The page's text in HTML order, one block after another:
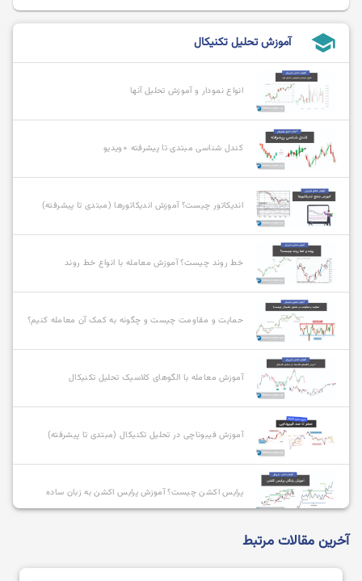
school آموزش تحلیل تکنیکال
انواع نمودار و آموزش تحلیل آنها
کندل شناسی مبتدی تا پیشرفته +ویدیو
اندیکاتور چیست؟ آموزش اندیکاتورها (مبتدی تا پیشرفته)
خط روند چیست؟ آموزش معامله با انواع خط روند
حمایت و مقاومت چیست و چگونه به کمک آن معامله کنیم؟
آموزش معامله با الگوهای کلاسیک تحلیل تکنیکال
آموزش فیبوناچی در تحلیل تکنیکال (مبتدی تا پیشرفته)
پرایس اکشن چیست؟ آموزش پرایس اکشن به زبان ساده
آخرین مقالات مرتبط